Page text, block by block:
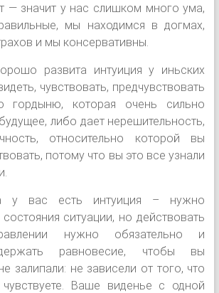
— значит у нас слишком много ума,
мы находимся в догмах,
и мы консервативны.
развита интуиция у иньских
чувствовать, предчувствовать
гордыню, которая очень сильно
либо дает нерешительность,
относительно которой вы
потому что вы это все узнали
у вас есть интуиция – нужно
ситуации, но действовать
нужно обязательно и
равновесие, чтобы вы
залипали: не зависели от того, что
Ваше виденье с одной